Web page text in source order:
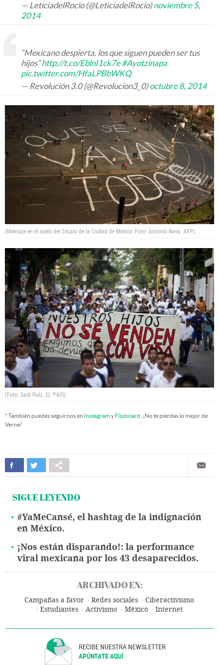
— LeticiadelRocio (@LeticiadelRocio)noviembre 5,
2014
“Mexicano despierta, los que siguen pueden ser tus
hijos”http://t.co/EblnI1ck7e #Ayotzinapa
pic.twitter.com/HfaLPBbWKQ
— Revolución 3.0 (@Revolucion3_0)octubre 8, 2014
(Mensaje en el suelo del Zócalo de la Ciudad de México. Foto: Antonio Nava. AFP).
(Foto: Saúl Ruiz. EL PAÍS).
* También puedes seguirnos en Instagramy Flipboard . ¡No te pierdas lo mejor de
Verne!
SIGUE LEYENDO
#YaMeCansé, el hashtag de la indignación
en México.
¡Nos están disparando!: la performance
viral mexicana por los 43 desaparecidos.
ARCHIVADO EN:
Campañas a favor Redes sociales
Ciberactivismo
Estudiantes
Activismo México Internet
RECIBE NUESTRA NEWSLETTER
APÚNTATE AQUÍ